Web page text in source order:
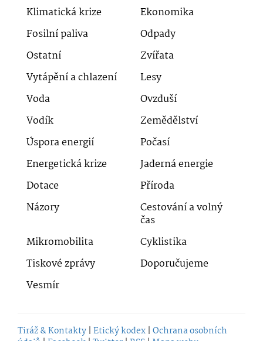
Klimatická krize
Ekonomika
Fosilní paliva
Odpady
Ostatní
Zvířata
Vytápění a chlazení
Lesy
Voda
Ovzduší
Vodík
Zemědělství
Úspora energií
Počasí
Energetická krize
Jaderná energie
Dotace
Příroda
Názory
Cestování a volný
čas
Mikromobilita
Cyklistika
Tiskové zprávy
Doporučujeme
Vesmír
Tiráž & Kontakty | Etický kodex | Ochrana osobních